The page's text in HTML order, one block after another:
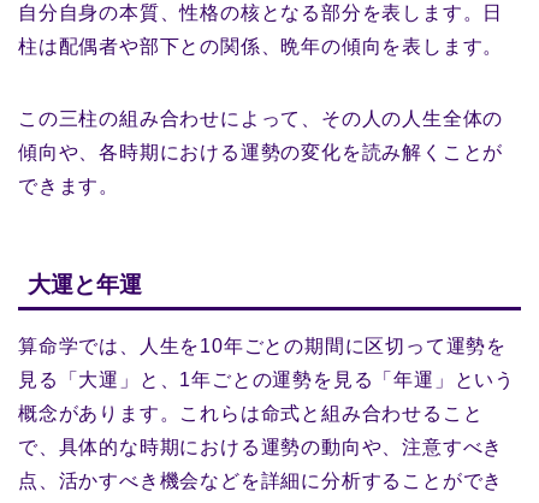
自分自身の本質、性格の核となる部分を表します。日
柱は配偶者や部下との関係、晩年の傾向を表します。
この三柱の組み合わせによって、その人の人生全体の
傾向や、各時期における運勢の変化を読み解くことが
できます。
大運と年運
算命学では、人生を10年ごとの期間に区切って運勢を
見る「大運」と、1年ごとの運勢を見る「年運」という
概念があります。これらは命式と組み合わせること
で、具体的な時期における運勢の動向や、注意すべき
点、活かすべき機会などを詳細に分析することができ